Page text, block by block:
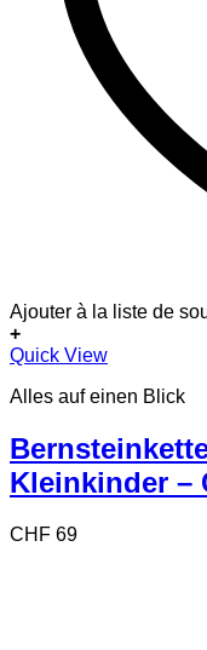
Ajouter à la liste de
+
Quick View
Alles auf einen Blick
Kleinkinder –
CHF 69